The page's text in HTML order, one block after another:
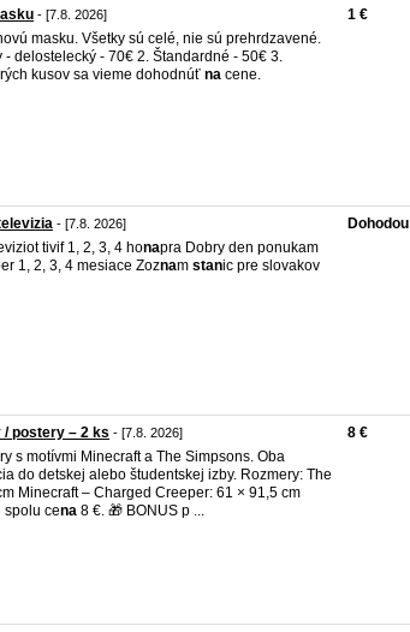
- [7.8. 2026]
masku. Všetky sú celé, nie sú prehrdzavené.
- delostelecký - 70€ 2. Štandardné - 50€ 3.
kusov sa vieme dohodnúť na cene.
1 €
- [7.8. 2026]
tivif 1, 2, 3, 4 honapra Dobry den ponukam
1, 2, 3, 4 mesiace Zoznam stanic pre slovakov
Dohodou
/ postery – 2 ks - [7.8. 2026]
s motívmi Minecraft a The Simpsons. Oba
do detskej alebo študentskej izby. Rozmery: The
Minecraft – Charged Creeper: 61 × 91,5 cm
spolu cena 8 €. 🎁 BONUS p ...
8 €